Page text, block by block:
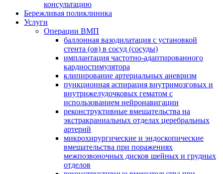
консультацию
Бережливая поликлиника
Услуги
Операции ВМП
баллонная вазодилатация с установкой
стента (ов) в сосуд (сосуды)
имплантация частотно-адаптированного
кардиостимулятора
клипирование артериальных аневризм
пункционная аспирация внутримозговых и
внутрижелудочковых гематом с
использованием нейронавигации
реконструктивные вмешательства на
экстракраниальных отделах церебральных
артерий
микрохирургические и эндоскопические
вмешательства при поражениях
межпозвоночных дисков шейных и грудных
отделов